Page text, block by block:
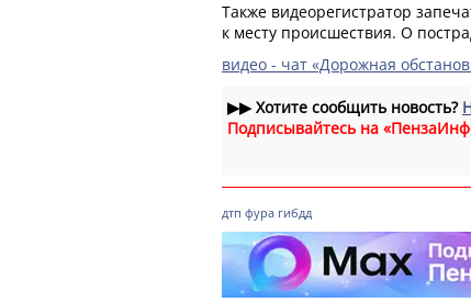
Также видеорегистратор
к месту происшествия. О
видео - чат «Дорожная
▶▶Хотите сообщить новость?
Подписывайтесь на
дтп фура гибдд